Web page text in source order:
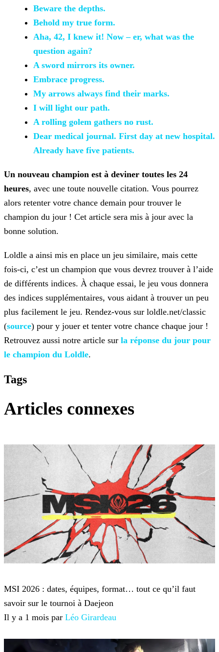
Beware the depths.
Behold my true form.
Aha, 42, I knew it! Now – er, what was the
question again?
A sword mirrors its owner.
Embrace progress.
My arrows always find their marks.
I will light our path.
A rolling golem gathers no rust.
Dear medical journal. First day at new hospital.
Already have five patients.
Un nouveau champion est à deviner toutes les 24
heures, avec une toute nouvelle citation. Vous pourrez
alors retenter votre chance demain pour trouver le
champion du jour ! Cet article sera mis à jour avec la
bonne solution.
Loldle a ainsi mis en place un jeu similaire, mais cette
fois-ci, c’est un champion que vous devrez trouver à l’aide
de différents indices. À chaque essai, le jeu vous donnera
des indices supplémentaires, vous aidant à trouver un peu
plus facilement le jeu. Rendez-vous sur loldle.net/classic
(source) pour y jouer et tenter votre chance chaque jour !
Retrouvez aussi notre article sur la réponse du jour pour
le champion du Loldle.
Tags
Articles connexes
MSI 2026 : dates, équipes, format… tout ce qu’il faut
savoir sur le tournoi à Daejeon
Il y a 1 mois par Léo Girardeau